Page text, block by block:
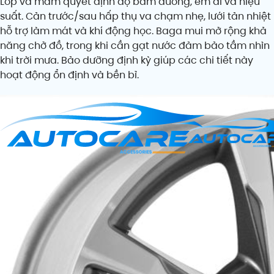
suất. Cản trước/sau hấp thụ va chạm nhẹ, lưới tản nhiệt
hỗ trợ làm mát và khí động học. Baga mui mở rộng khả
năng chở đồ, trong khi cần gạt nước đảm bảo tầm nhìn
khi trời mưa. Bảo dưỡng định kỳ giúp các chi tiết này
hoạt động ổn định và bền bỉ.